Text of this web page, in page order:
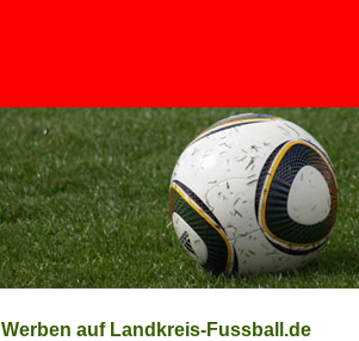
Werben auf Landkreis-Fussball.de